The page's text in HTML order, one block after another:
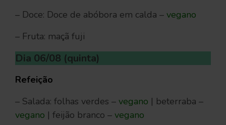
– Doce: Doce de abóbora em calda – vegano
– Fruta: maçã fuji
Dia 06/08 (quinta)
Refeição
– Salada: folhas verdes – vegano | beterraba –
vegano | feijão branco – vegano